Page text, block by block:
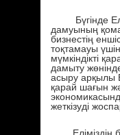
Бүгінде
дамуының
бизнестің
тоқтамауы
мүмкіндікті
дамыту
асыру арқылы
қарай шағын
жеткізуді